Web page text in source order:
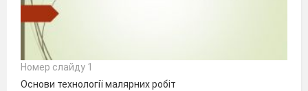
Номер слайду 1
Основи технології малярних робіт